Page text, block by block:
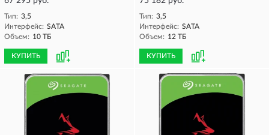
Тип: 3,5
Интерфейс: SATA
Объем: 10 ТБ
КУПИТЬ
Тип: 3,5
Интерфейс: SATA
Объем: 12 ТБ
КУПИТЬ